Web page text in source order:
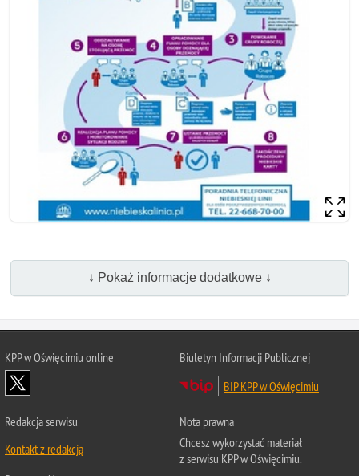
↓ Pokaż informacje dodatkowe ↓
KPP w Oświęcimiu online
Biuletyn Informacji Publicznej
BIP KPP w Oświęcimiu
Redakcja serwisu
Kontakt z redakcją
Nota prawna
Chcesz wykorzystać materiał
z serwisu KPP w Oświęcimiu.